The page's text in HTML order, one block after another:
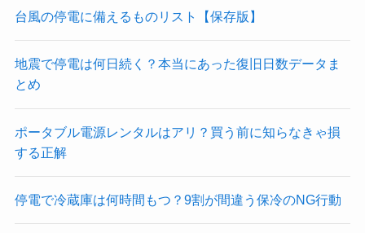
台風の停電に備えるものリスト【保存版】
地震で停電は何日続く？本当にあった復旧日数データま
とめ
ポータブル電源レンタルはアリ？買う前に知らなきゃ損
する正解
停電で冷蔵庫は何時間もつ？9割が間違う保冷のNG行動